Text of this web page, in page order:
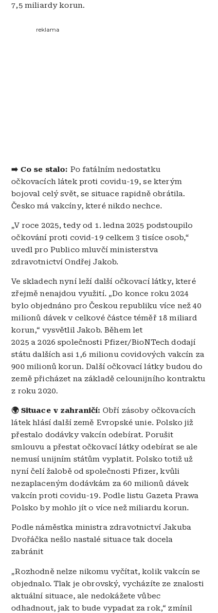
7,5 miliardy korun.
reklama
➡️ Co se stalo: Po fatálním nedostatku
očkovacích látek proti covidu-19, se kterým
bojoval celý svět, se situace rapidně obrátila.
Česko má vakcíny, které nikdo nechce.
„V roce 2025, tedy od 1. ledna 2025 podstoupilo
očkování proti covid-19 celkem 3 tisíce osob,“
uvedl pro Publico mluvčí ministerstva
zdravotnictví Ondřej Jakob.
Ve skladech nyní leží další očkovací látky, které
zřejmě nenajdou využití. „Do konce roku 2024
bylo objednáno pro Českou republiku více než 40
milionů dávek v celkové částce téměř 18 miliard
korun,“ vysvětlil Jakob. Během let
2025 a 2026 společnosti Pfizer/BioNTech dodají
státu dalších asi 1,6 milionu covidových vakcín za
900 milionů korun. Další očkovací látky budou do
země přicházet na základě celounijního kontraktu
z roku 2020.
🌍 Situace v zahraničí: Obří zásoby očkovacích
látek hlásí další země Evropské unie. Polsko již
přestalo dodávky vakcín odebírat. Porušit
smlouvu a přestat očkovací látky odebírat se ale
nemusí unijním státům vyplatit. Polsko totiž už
nyní čelí žalobě od společnosti Pfizer, kvůli
nezaplaceným dodávkám za 60 milionů dávek
vakcín proti covidu-19. Podle listu Gazeta Prawa
Polsko by mohlo jít o více než miliardu korun.
Podle náměstka ministra zdravotnictví Jakuba
Dvořáčka nešlo nastalé situace tak docela
zabránit
„Rozhodně nelze nikomu vyčítat, kolik vakcín se
objednalo. Tlak je obrovský, vycházíte ze znalosti
aktuální situace, ale nedokážete vůbec
odhadnout, jak to bude vypadat za rok,“ zmínil